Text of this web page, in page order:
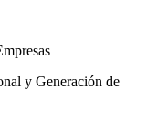
y Generación de